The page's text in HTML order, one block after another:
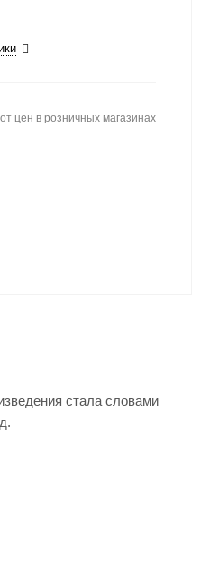
цен в розничных магазинах
стала словами